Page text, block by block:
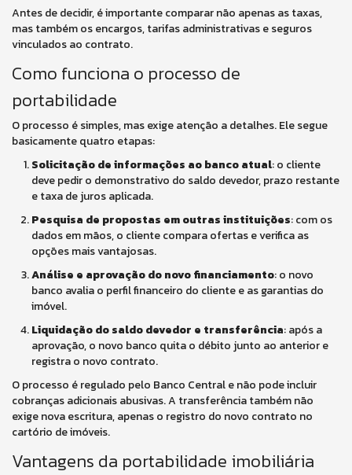
Antes de decidir, é importante comparar não apenas as taxas,
mas também os encargos, tarifas administrativas e seguros
vinculados ao contrato.
Como funciona o processo de
portabilidade
O processo é simples, mas exige atenção a detalhes. Ele segue
basicamente quatro etapas:
Solicitação de informações ao banco atual: o cliente
deve pedir o demonstrativo do saldo devedor, prazo restante
e taxa de juros aplicada.
Pesquisa de propostas em outras instituições: com os
dados em mãos, o cliente compara ofertas e verifica as
opções mais vantajosas.
Análise e aprovação do novo financiamento: o novo
banco avalia o perfil financeiro do cliente e as garantias do
imóvel.
Liquidação do saldo devedor e transferência: após a
aprovação, o novo banco quita o débito junto ao anterior e
registra o novo contrato.
O processo é regulado pelo Banco Central e não pode incluir
cobranças adicionais abusivas. A transferência também não
exige nova escritura, apenas o registro do novo contrato no
cartório de imóveis.
Vantagens da portabilidade imobiliária